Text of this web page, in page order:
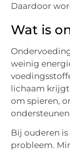
Daardoor
Wat is
weinig
lichaam
om spieren,
Bij ouderen is
probleem.